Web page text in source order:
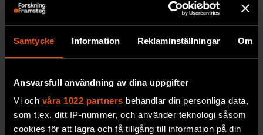
Samtycke Information Reklaminställningar Om
Ansvarsfull användning av dina uppgifter
Vi och våra 1022 partners behandlar din personliga data,
som t.ex. ditt IP-nummer, och använder teknologi såsom
cookies för att lagra och få tillgång till information på din
Svenskt
guld i
internation
3 gånger
när
forskare